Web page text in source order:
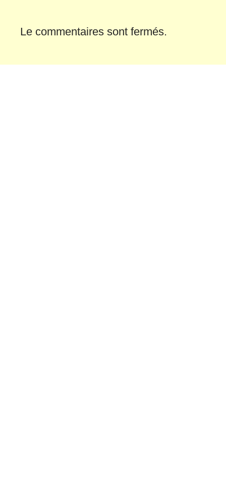
Le commentaires sont fermés.